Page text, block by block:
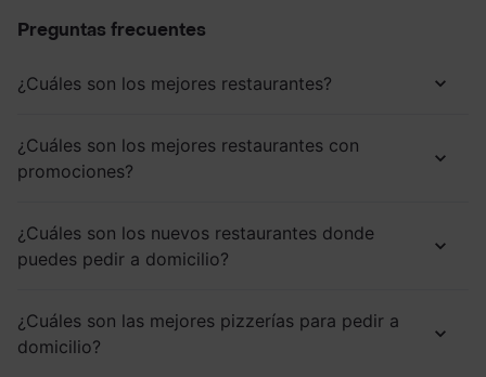
Preguntas frecuentes
¿Cuáles son los mejores restaurantes?
¿Cuáles son los mejores restaurantes con
promociones?
¿Cuáles son los nuevos restaurantes donde
puedes pedir a domicilio?
¿Cuáles son las mejores pizzerías para pedir a
domicilio?